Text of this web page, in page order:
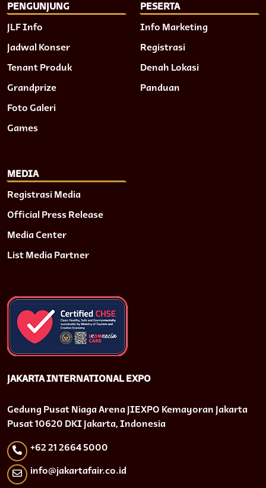
PENGUNJUNG
JLF Info
Jadwal Konser
Tenant Produk
Grandprize
Foto Galeri
Games
PESERTA
Info Marketing
Registrasi
Denah Lokasi
Panduan
MEDIA
Registrasi Media
Official Press Release
Media Center
List Media Partner
JAKARTA INTERNATIONAL EXPO
Gedung Pusat Niaga Arena JIEXPO Kemayoran Jakarta
Pusat 10620 DKI Jakarta, Indonesia
+62 21 2664 5000
info@jakartafair.co.id